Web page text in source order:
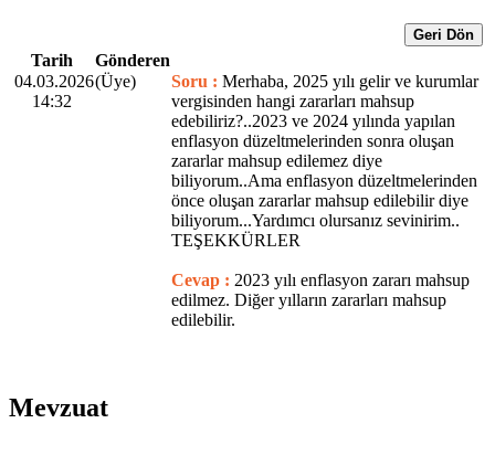
Geri Dön
Tarih
Gönderen
04.03.2026
14:32
(Üye) Soru : Merhaba, 2025 yılı gelir ve kurumlar
vergisinden hangi zararları mahsup
edebiliriz?..2023 ve 2024 yılında yapılan
enflasyon düzeltmelerinden sonra oluşan
zararlar mahsup edilemez diye
biliyorum..Ama enflasyon düzeltmelerinden
önce oluşan zararlar mahsup edilebilir diye
biliyorum...Yardımcı olursanız sevinirim..
TEŞEKKÜRLER
Cevap : 2023 yılı enflasyon zararı mahsup
edilmez. Diğer yılların zararları mahsup
edilebilir.
Mevzuat